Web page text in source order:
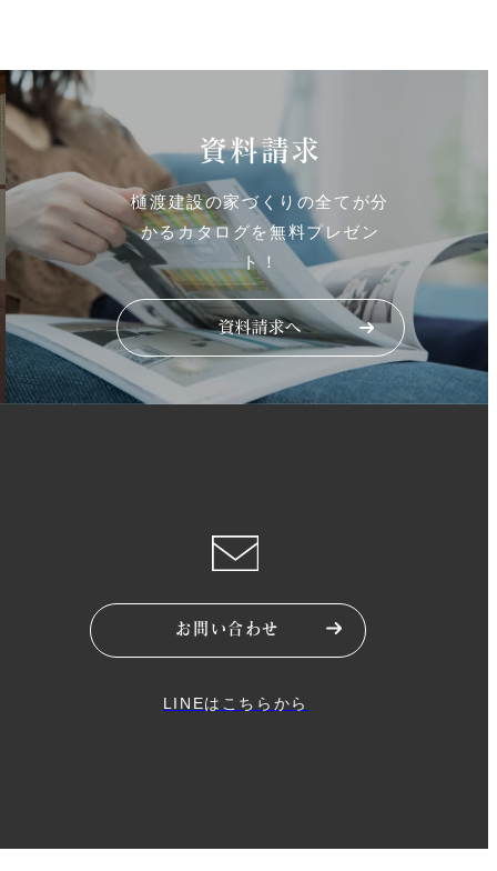
資料請求
樋渡建設の家づくりの全てが分
かるカタログを無料プレゼン
ト！
お問い合わせ
LINEはこちらから